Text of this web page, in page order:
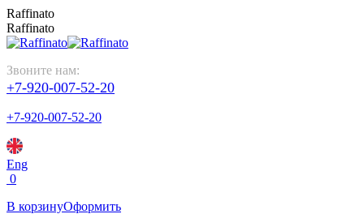
Raffinato
Raffinato
Звоните нам:
+7-920-007-52-20
+7-920-007-52-20
Eng
0
В корзинуОформить